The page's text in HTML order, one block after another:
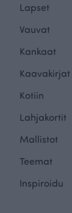
Lapset
Vauvat
Kankaat
Kaavakirjat
Kotiin
Lahjakortit
Mallistot
Teemat
Inspiroidu